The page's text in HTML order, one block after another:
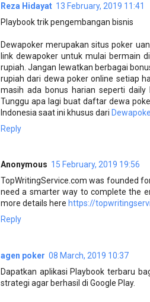
Reza Hidayat 13 February, 2019 11:41
Playbook trik pengembangan bisnis
Dewapoker merupakan situs poker
link dewapoker untuk mulai bermain
rupiah. Jangan lewatkan berbagai
rupiah dari dewa poker online setiap
masih ada bonus harian seperti daily
Tunggu apa lagi buat daftar dewa
Indonesia saat ini khusus dari
Reply
Anonymous 15 February, 2019 19:56
TopWritingService.com was founded
need a smarter way to complete the
more details here https://
Reply
agen poker 08 March, 2019 10:37
Dapatkan aplikasi Playbook terbaru
strategi agar berhasil di Google Play.